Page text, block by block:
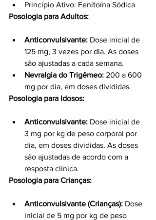
Princípio Ativo: Fenitoína Sódica
Posologia para Adultos:
Anticonvulsivante: Dose inicial de
125 mg, 3 vezes por dia. As doses
são ajustadas a cada semana.
Nevralgia do Trigêmeo: 200 a 600
mg por dia, em doses divididas.
Posologia para Idosos:
Anticonvulsivante: Dose inicial de
3 mg por kg de peso corporal por
dia, em doses divididas. As doses
são ajustadas de acordo com a
resposta clínica.
Posologia para Crianças:
Anticonvulsivante (Crianças): Dose
inicial de 5 mg por kg de peso